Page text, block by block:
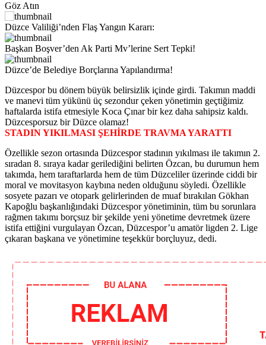
Göz Atın
Düzce Valiliği’nden Flaş Yangın Kararı:
Başkan Boşver’den Ak Parti Mv’lerine Sert Tepki!
Düzce’de Belediye Borçlarına Yapılandırma!
Düzcespor bu dönem büyük belirsizlik içinde girdi. Takımın maddi
ve manevi tüm yükünü üç sezondur çeken yönetimin geçtiğimiz
haftalarda istifa etmesiyle Koca Çınar bir kez daha sahipsiz kaldı.
Düzcesporsuz bir Düzce olamaz!
STADIN YIKILMASI ŞEHİRDE TRAVMA YARATTI
Özellikle sezon ortasında Düzcespor stadının yıkılması ile takımın 2.
sıradan 8. sıraya kadar gerilediğini belirten Özcan, bu durumun hem
takımda, hem taraftarlarda hem de tüm Düzceliler üzerinde ciddi bir
moral ve movitasyon kaybına neden olduğunu söyledi. Özellikle
sosyete pazarı ve otopark gelirlerinden de muaf bırakılan Gökhan
Kapoğlu başkanlığındaki Düzcespor yönetiminin, tüm bu sorunlara
rağmen takımı borçsuz bir şekilde yeni yönetime devretmek üzere
istifa ettiğini vurgulayan Özcan, Düzcespor’u amatör ligden 2. Lige
çıkaran başkana ve yönetimine teşekkür borçluyuz, dedi.